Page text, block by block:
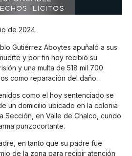
de 2024.
Gutiérrez Aboytes apuñaló a sus
y por fin hoy recibió su
y una multa de 518 mil 700
como reparación del daño.
como el hoy sentenciado se
un domicilio ubicado en la colonia
Sección, en Valle de Chalco, cundo
punzocortante.
en tanto que su padre fue
de la zona para recibir atención